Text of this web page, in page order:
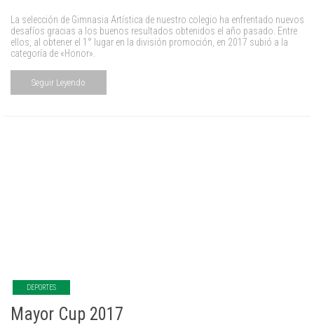
La selección de Gimnasia Artística de nuestro colegio ha enfrentado nuevos
desafíos gracias a los buenos resultados obtenidos el año pasado. Entre
ellos, al obtener el 1° lugar en la división promoción, en 2017 subió a la
categoría de «Honor».
Seguir Leyendo
DEPORTES
Mayor Cup 2017